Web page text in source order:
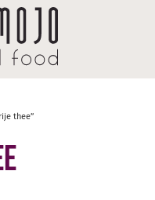
thee”